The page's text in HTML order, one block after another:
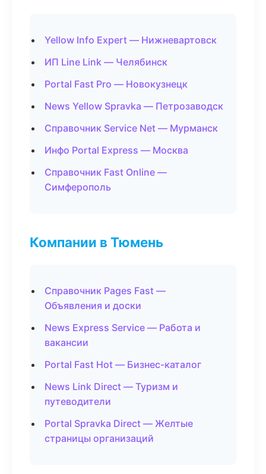
Yellow Info Expert — Нижневартовск
ИП Line Link — Челябинск
Portal Fast Pro — Новокузнецк
News Yellow Spravka — Петрозаводск
Справочник Service Net — Мурманск
Инфо Portal Express — Москва
Справочник Fast Online —
Симферополь
Компании в Тюмень
Справочник Pages Fast —
Объявления и доски
News Express Service — Работа и
вакансии
Portal Fast Hot — Бизнес-каталог
News Link Direct — Туризм и
путеводители
Portal Spravka Direct — Желтые
страницы организаций